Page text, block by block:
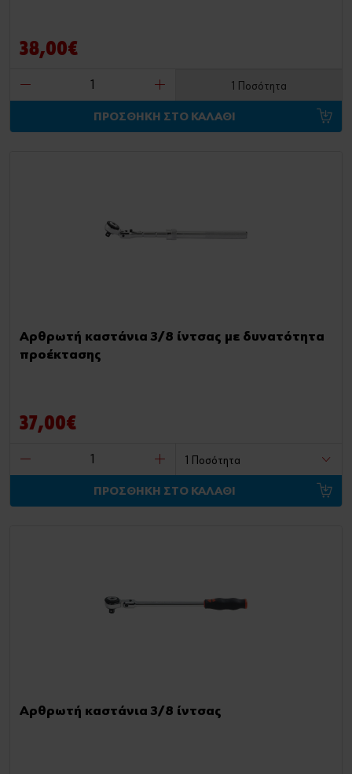
38,00€
1 Ποσότητα
ΠΡΟΣΘΗΚΗ ΣΤΟ ΚΑΛΑΘΙ
Αρθρωτή καστάνια 3/8 ίντσας με δυνατότητα
προέκτασης
37,00€
ΠΡΟΣΘΗΚΗ ΣΤΟ ΚΑΛΑΘΙ
Αρθρωτή καστάνια 3/8 ίντσας